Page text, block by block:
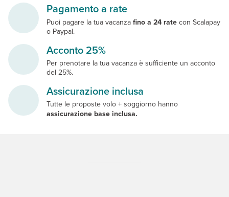
Pagamento a rate
Puoi pagare la tua vacanza fino a 24 rate con Scalapay
o Paypal.
Acconto 25%
Per prenotare la tua vacanza è sufficiente un acconto
del 25%.
Assicurazione inclusa
Tutte le proposte volo + soggiorno hanno
assicurazione base inclusa.